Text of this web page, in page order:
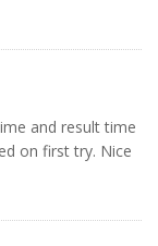
and result time
on first try. Nice